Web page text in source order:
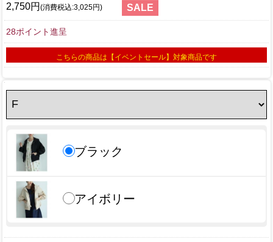
2,750円 (消費税込:3,025円)
SALE
28ポイント進呈
こちらの商品は【イベントセール】対象商品です
ブラック
アイボリー